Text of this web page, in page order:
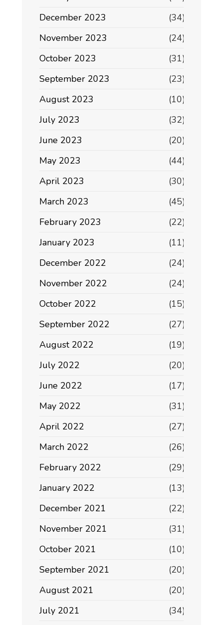
December 2023
(34)
November 2023
(24)
October 2023
(31)
September 2023
(23)
August 2023
(10)
July 2023
(32)
June 2023
(20)
May 2023
(44)
April 2023
(30)
March 2023
(45)
February 2023
(22)
January 2023
(11)
December 2022
(24)
November 2022
(24)
October 2022
(15)
September 2022
(27)
August 2022
(19)
July 2022
(20)
June 2022
(17)
May 2022
(31)
April 2022
(27)
March 2022
(26)
February 2022
(29)
January 2022
(13)
December 2021
(22)
November 2021
(31)
October 2021
(10)
September 2021
(20)
August 2021
(20)
July 2021
(34)